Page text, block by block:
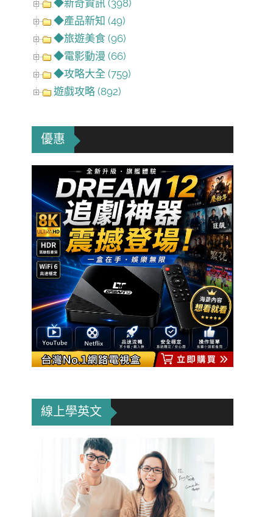
◆新奇資訊 (398)
◆產品新知 (49)
◆旅遊美食 (96)
◆電影動漫 (66)
◆攻略大全 (759)
遊戲攻略 (892)
優惠
線上學英文